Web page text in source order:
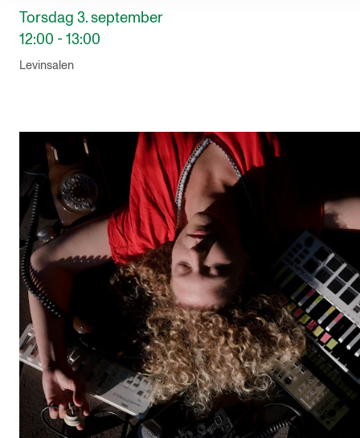
Torsdag 3. september
12:00 - 13:00
Levinsalen